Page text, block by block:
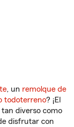
, un remolque de
todoterreno? ¡El
tan diverso como
disfrutar con